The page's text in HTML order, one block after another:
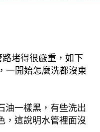
堵得很嚴重，如下
一開始怎麼洗都沒東
油一樣黑，有些洗出
，這說明水管裡面沒